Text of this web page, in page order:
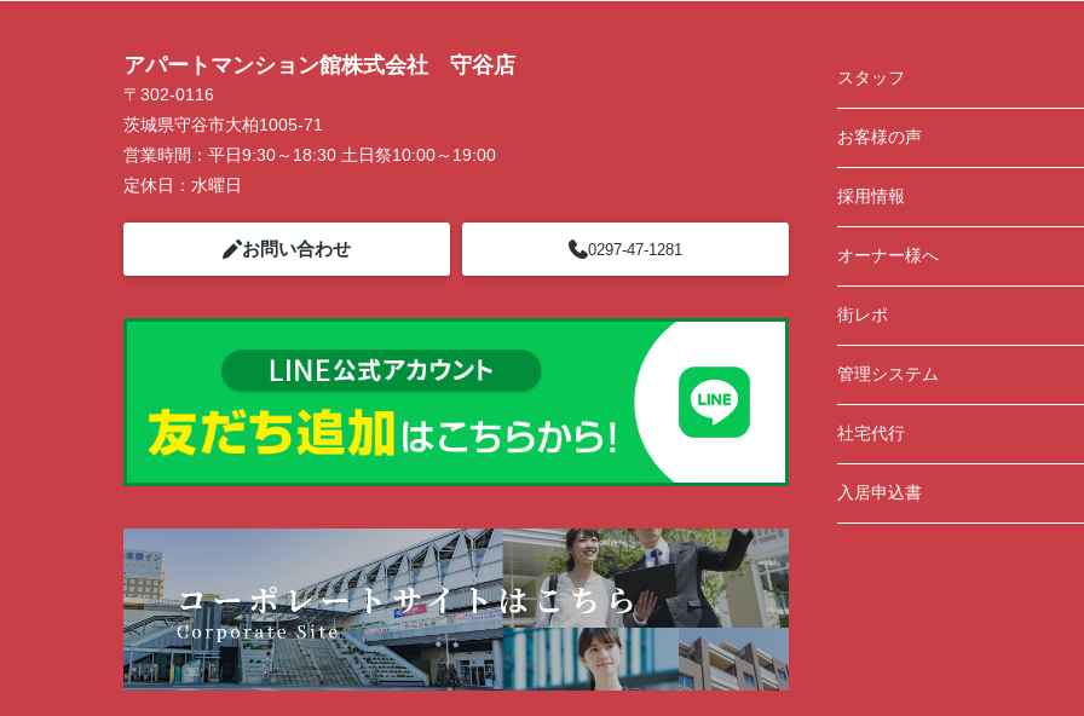
アパートマンション館株式会社 守谷店
〒302-0116
茨城県守谷市大柏1005-71
営業時間： 平日9:30～18:30 土日祭10:00～19:00
定休日： 水曜日
お問い合わせ 0297-47-1281
スタッフ
お客様の声
採用情報
オーナー様へ
街レポ
管理システム
社宅代行
入居申込書